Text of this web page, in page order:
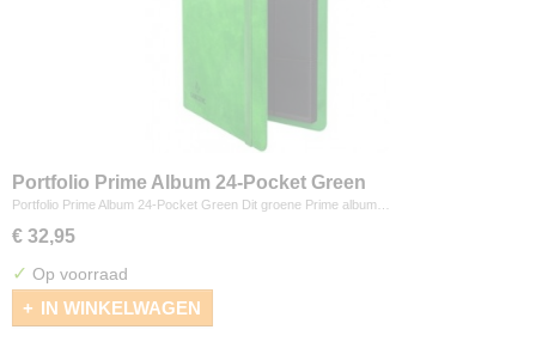
Portfolio Prime Album 24-Pocket Green
Portfolio Prime Album 24-Pocket Green Dit groene Prime album…
€ 32,95
✓ Op voorraad
IN WINKELWAGEN